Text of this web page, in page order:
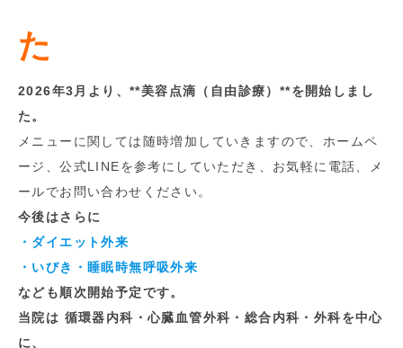
た
2026年3月より、**美容点滴（自由診療）**を開始しまし
た。
メニューに関しては随時増加していきますので、ホームペ
ージ、公式LINEを参考にしていただき、お気軽に電話、メ
ールでお問い合わせください。
今後はさらに
・ダイエット外来
・いびき・睡眠時無呼吸外来
なども順次開始予定です。
当院は 循環器内科・心臓血管外科・総合内科・外科を中心
に、